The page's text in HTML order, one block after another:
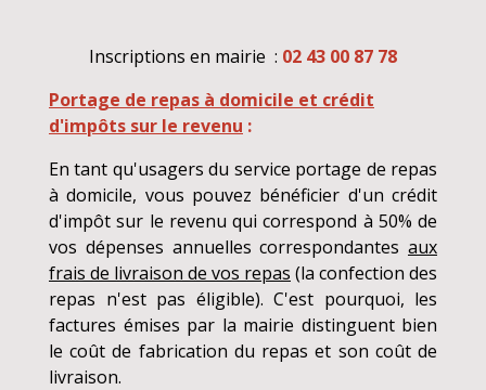
Inscriptions en mairie : 02 43 00 87 78
Portage de repas à domicile et crédit
d'impôts sur le revenu :
En tant qu'usagers du service portage de repas
à domicile, vous pouvez bénéficier d'un crédit
d'impôt sur le revenu qui correspond à 50% de
vos dépenses annuelles correspondantes aux
frais de livraison de vos repas (la confection des
repas n'est pas éligible). C'est pourquoi, les
factures émises par la mairie distinguent bien
le coût de fabrication du repas et son coût de
livraison.